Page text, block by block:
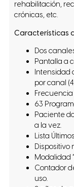
rehabilitación,
crónicas, etc.
Características
Dos
Pantalla a
Intensidad
por canal
Frecuencia
63
Paciente
a la vez.
Lista
Dispositivo
Modalidad
Contador
uso.